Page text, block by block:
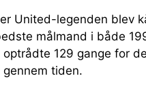
United-legenden blev
målmand i både
optrådte 129 gange for
tiden.